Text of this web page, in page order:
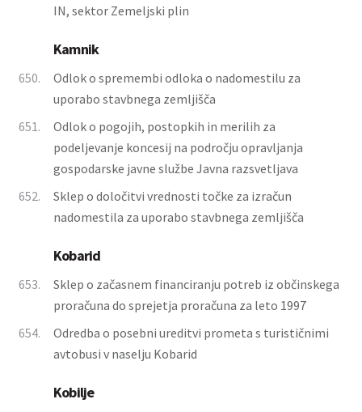
IN, sektor Zemeljski plin
Kamnik
650.
Odlok o spremembi odloka o nadomestilu za
uporabo stavbnega zemljišča
651.
Odlok o pogojih, postopkih in merilih za
podeljevanje koncesij na področju opravljanja
gospodarske javne službe Javna razsvetljava
652.
Sklep o določitvi vrednosti točke za izračun
nadomestila za uporabo stavbnega zemljišča
Kobarid
653.
Sklep o začasnem financiranju potreb iz občinskega
proračuna do sprejetja proračuna za leto 1997
654.
Odredba o posebni ureditvi prometa s turističnimi
avtobusi v naselju Kobarid
Kobilje